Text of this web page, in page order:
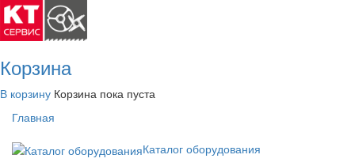
Корзина
В корзину Корзина пока пуста
Главная
Каталог оборудования